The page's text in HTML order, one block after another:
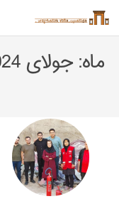
ماه:جولای 2024